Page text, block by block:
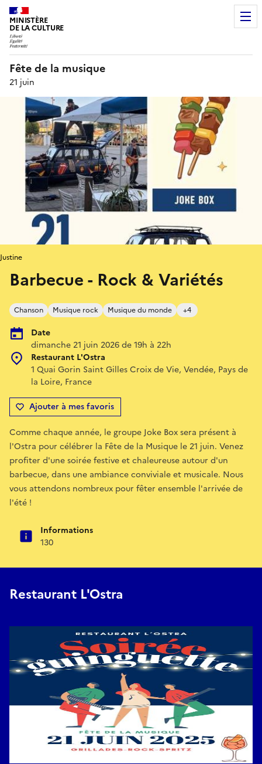
MINISTÈRE
DE LA CULTURE
Fête de la musique
21 juin
Barbecue - Rock & Variétés
Chanson Musique rock Musique du monde +4
Date
dimanche 21 juin 2026 de 19h à 22h
Restaurant L'Ostra
1 Quai Gorin Saint Gilles Croix de Vie, Vendée, Pays de
la Loire, France
Ajouter à mes favoris
Justine
Comme chaque année, le groupe Joke Box sera présent à
l'Ostra pour célébrer la Fête de la Musique le 21 juin. Venez
profiter d'une soirée festive et chaleureuse autour d'un
barbecue, dans une ambiance conviviale et musicale. Nous
vous attendons nombreux pour fêter ensemble l'arrivée de
l'été !
Informations
130
Restaurant L'Ostra